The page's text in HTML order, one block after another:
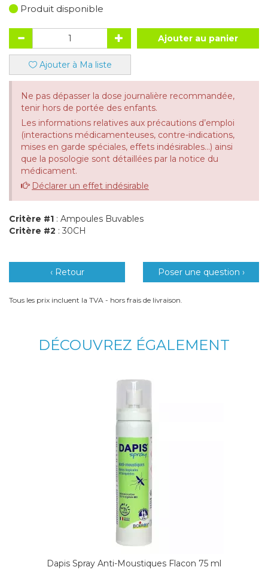
Produit disponible
Ajouter au panier
Ajouter à Ma liste
Ne pas dépasser la dose journalière recommandée,
tenir hors de portée des enfants.
Les informations relatives aux précautions d’emploi
(interactions médicamenteuses, contre-indications,
mises en garde spéciales, effets indésirables...) ainsi
que la posologie sont détaillées par la notice du
médicament.
Déclarer un effet indésirable
Critère #1 : Ampoules Buvables
Critère #2 : 30CH
‹ Retour Poser une question ›
Tous les prix incluent la TVA - hors frais de livraison.
DÉCOUVREZ ÉGALEMENT
Dapis Spray Anti-Moustiques Flacon 75 ml